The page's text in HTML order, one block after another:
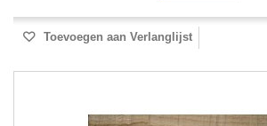
Toevoegen aan Verlanglijst